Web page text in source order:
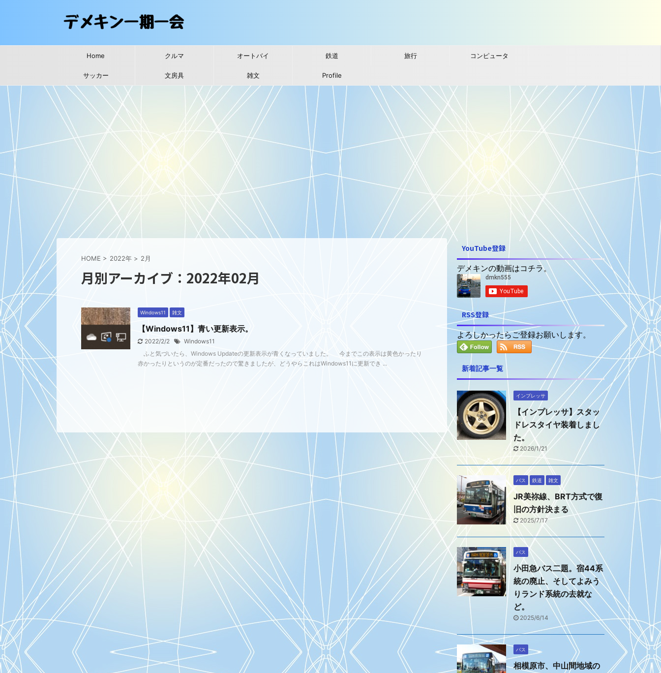
Home クルマ オートバイ 鉄道 旅行 コンピュータ
サッカー 文房具 雑文 Profile
HOME > 2022年 > 2月
月別アーカイブ：2022年02月
Windows11 雑文
【Windows11】青い更新表示。
2022/2/2
Windows11
ふと気づいたら、Windows Updateの更新表示が青くなっていました。 今までこの表示は黄色かったり
赤かったりというのが定番だったので驚きましたが、どうやらこれはWindows11に更新でき ...
YouTube登録
デメキンの動画はコチラ。
RSS登録
よろしかったらご登録お願いします。
新着記事一覧
インプレッサ
【インプレッサ】スタッ
ドレスタイヤ装着しまし
た。
2026/1/21
バス 鉄道 雑文
JR美祢線、BRT方式で復
旧の方針決まる
2025/7/17
バス
小田急バス二題。宿44系
統の廃止、そしてよみう
りランド系統の去就な
ど。
2025/6/14
バス
相模原市、中山間地域の